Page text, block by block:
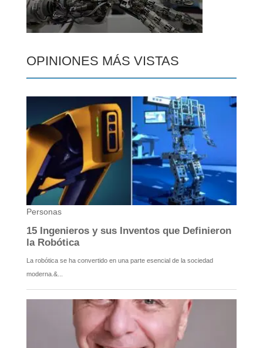
OPINIONES MÁS VISTAS